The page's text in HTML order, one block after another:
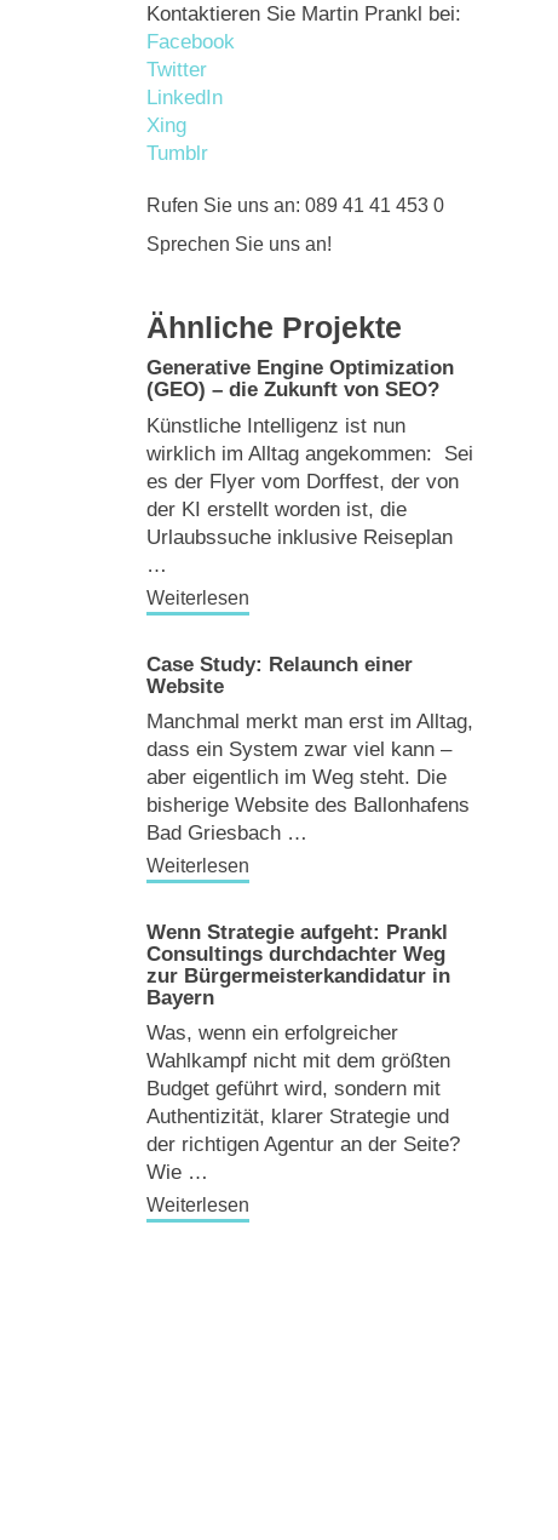
Kontaktieren Sie Martin Prankl bei:
Facebook
Twitter
LinkedIn
Xing
Tumblr
Rufen Sie uns an: 089 41 41 453 0
Sprechen Sie uns an!
Ähnliche Projekte
Generative Engine Optimization
(GEO) – die Zukunft von SEO?
Künstliche Intelligenz ist nun
wirklich im Alltag angekommen: Sei
es der Flyer vom Dorffest, der von
der KI erstellt worden ist, die
Urlaubssuche inklusive Reiseplan
…
Weiterlesen
Case Study: Relaunch einer
Website
Manchmal merkt man erst im Alltag,
dass ein System zwar viel kann –
aber eigentlich im Weg steht. Die
bisherige Website des Ballonhafens
Bad Griesbach …
Weiterlesen
Wenn Strategie aufgeht: Prankl
Consultings durchdachter Weg
zur Bürgermeisterkandidatur in
Bayern
Was, wenn ein erfolgreicher
Wahlkampf nicht mit dem größten
Budget geführt wird, sondern mit
Authentizität, klarer Strategie und
der richtigen Agentur an der Seite?
Wie …
Weiterlesen